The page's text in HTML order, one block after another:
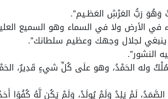
وَهُوَ رَبُّ العَرْشِ العَظـيم”.
الأرض ولا في السماء وهو السميع
ينبغي لجلال وجهك وعظيم سلطانك”.
النشور”.
وله الحَمْدُ، وهو علَى كُلِّ شيءٍ قَدِيرٌ، الحَمْدُ
لَمْ يَلِدْ وَلَمْ يُولَدْ، وَلَمْ يَكُن لَّهُ كُفُوًا